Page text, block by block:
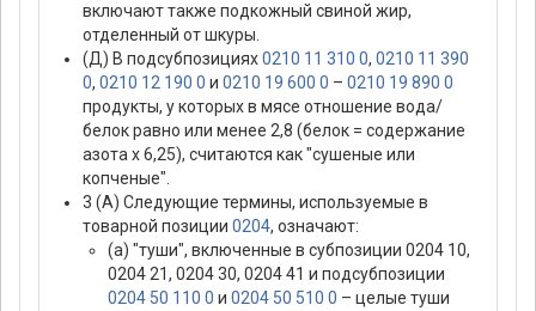
включают также подкожный свиной жир,
отделенный от шкуры.
(Д) В подсубпозициях0210 11 310 0, 0210 11 390
0, 0210 12 190 0 и 0210 19 600 0 – 0210 19 890 0
продукты, у которых в мясе отношение вода/
белок равно или менее 2,8 (белок = содержание
азота х 6,25), считаются как "сушеные или
копченые".
3 (А) Следующие термины, используемые в
товарной позиции 0204, означают:
(а) "туши", включенные в субпозиции 0204 10,
0204 21, 0204 30, 0204 41 и подсубпозиции
0204 50 110 0 и 0204 50 510 0 – целые туши